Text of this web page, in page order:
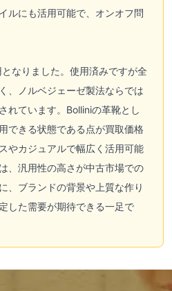
ルにも活用可能で、オンオフ問
なりました。使用済みですが全
、ノルベジェーゼ製法ならでは
れています。Bolliniの革靴とし
できる状態である点が買取価格
やカジュアルで幅広く活用可能
、汎用性の高さが中古市場での
、ブランドの背景や上質な作り
した需要が期待できる一足で